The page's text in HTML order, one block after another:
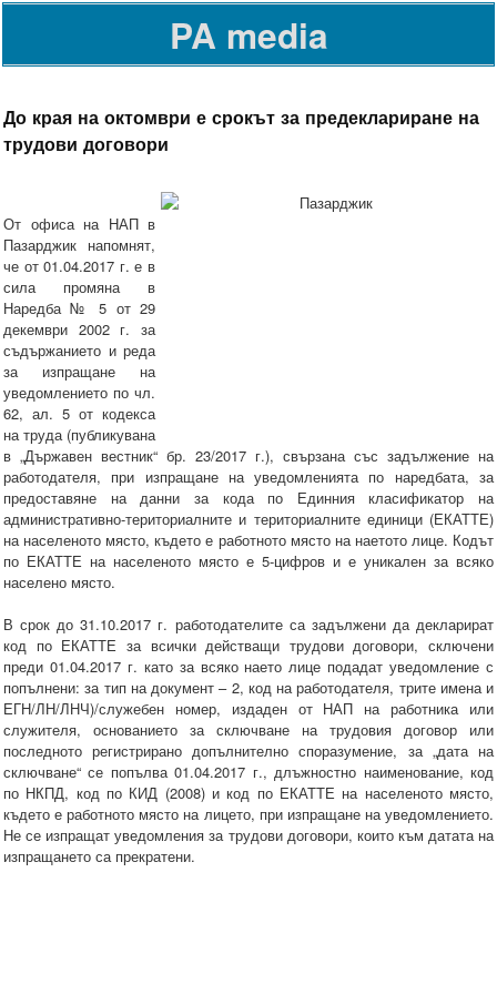
PA media
До края на октомври е срокът за предеклариране на
трудови договори
От офиса на НАП в
Пазарджик напомнят,
че от 01.04.2017 г. е в
сила промяна в
Наредба № 5 от 29
декември 2002 г. за
съдържанието и реда
за изпращане на
уведомлението по чл.
62, ал. 5 от кодекса
на труда (публикувана
в „Държавен вестник“ бр. 23/2017 г.), свързана със задължение на
работодателя, при изпращане на уведомленията по наредбата, за
предоставяне на данни за кода по Единния класификатор на
административно-териториалните и териториалните единици (ЕКАТТЕ)
на населеното място, където е работното място на наетото лице. Кодът
по ЕКАТТЕ на населеното място е 5-цифров и е уникален за всяко
населено място.
В срок до 31.10.2017 г. работодателите са задължени да декларират
код по ЕКАТТЕ за всички действащи трудови договори, сключени
преди 01.04.2017 г. като за всяко наето лице подадат уведомление с
попълнени: за тип на документ – 2, код на работодателя, трите имена и
ЕГН/ЛН/ЛНЧ)/служебен номер, издаден от НАП на работника или
служителя, основанието за сключване на трудовия договор или
последното регистрирано допълнително споразумение, за „дата на
сключване“ се попълва 01.04.2017 г., длъжностно наименование, код
по НКПД, код по КИД (2008) и код по ЕКАТТЕ на населеното място,
където е работното място на лицето, при изпращане на уведомлението.
Не се изпращат уведомления за трудови договори, които към датата на
изпращането са прекратени.